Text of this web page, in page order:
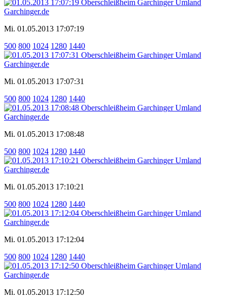
Mi. 01.05.2013 17:07:19
500 800 1024 1280 1440
Mi. 01.05.2013 17:07:31
500 800 1024 1280 1440
Mi. 01.05.2013 17:08:48
500 800 1024 1280 1440
Mi. 01.05.2013 17:10:21
500 800 1024 1280 1440
Mi. 01.05.2013 17:12:04
500 800 1024 1280 1440
Mi. 01.05.2013 17:12:50